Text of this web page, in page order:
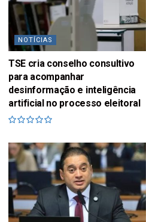
NOTÍCIAS
TSE cria conselho consultivo
para acompanhar
desinformação e inteligência
artificial no processo eleitoral